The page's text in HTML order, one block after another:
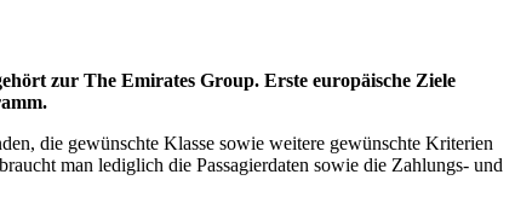
zur The Emirates Group. Erste europäische Ziele
die gewünschte Klasse sowie weitere gewünschte Kriterien
man lediglich die Passagierdaten sowie die Zahlungs- und